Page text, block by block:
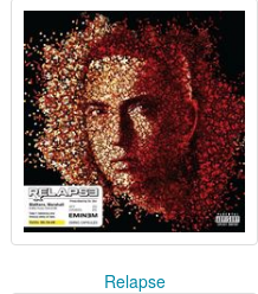
Relapse